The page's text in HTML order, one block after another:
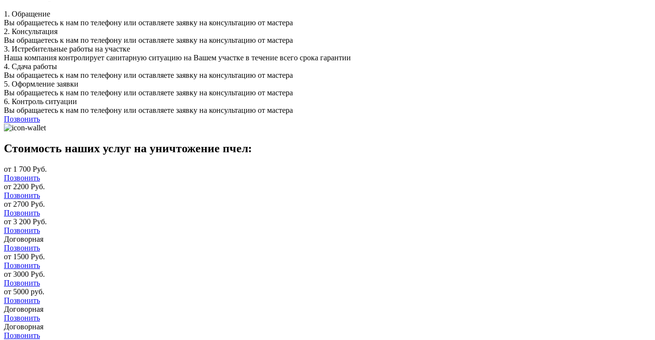
1. Обращение
Вы обращаетесь к нам по телефону или оставляете заявку на консультацию от мастера
2. Консультация
Вы обращаетесь к нам по телефону или оставляете заявку на консультацию от мастера
3. Истребительные работы на участке
Наша компания контролирует санитарную ситуацию на Вашем участке в течение всего срока гарантии
4. Сдача работы
Вы обращаетесь к нам по телефону или оставляете заявку на консультацию от мастера
5. Оформление заявки
Вы обращаетесь к нам по телефону или оставляете заявку на консультацию от мастера
6. Контроль ситуации
Вы обращаетесь к нам по телефону или оставляете заявку на консультацию от мастера
Позвонить
Стоимость наших услуг на уничтожение пчел:
от 1 700 Руб.
Позвонить
от 2200 Руб.
Позвонить
от 2700 Руб.
Позвонить
от 3 200 Руб.
Позвонить
Договорная
Позвонить
от 1500 Руб.
Позвонить
от 3000 Руб.
Позвонить
от 5000 руб.
Позвонить
Договорная
Позвонить
Договорная
Позвонить